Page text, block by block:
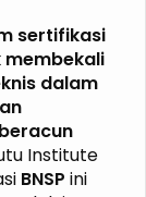
sertifikasi
dalam
Institute
BNSP ini